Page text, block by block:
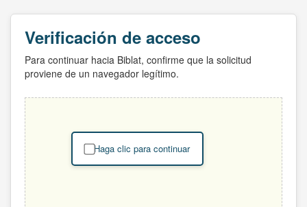
Verificación de acceso
Para continuar hacia Biblat, confirme que la solicitud
proviene de un navegador legítimo.
Haga clic para continuar